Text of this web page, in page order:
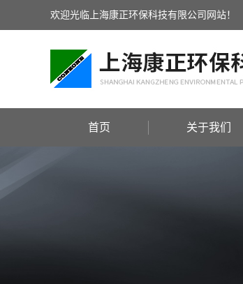
欢迎光临上海康正环保科技有限公司网站！
首页 关于我们